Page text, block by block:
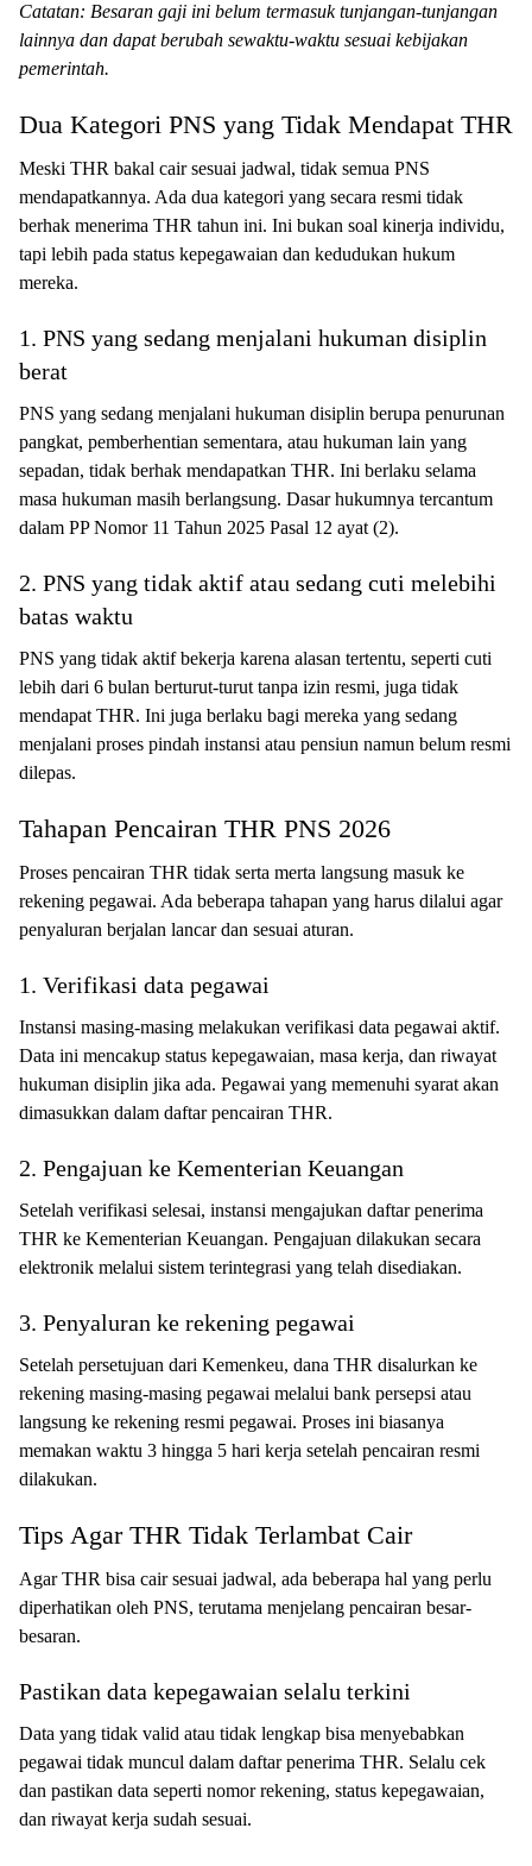
Catatan: Besaran gaji ini belum termasuk tunjangan-tunjangan
lainnya dan dapat berubah sewaktu-waktu sesuai kebijakan
pemerintah.
Dua Kategori PNS yang Tidak Mendapat THR
Meski THR bakal cair sesuai jadwal, tidak semua PNS
mendapatkannya. Ada dua kategori yang secara resmi tidak
berhak menerima THR tahun ini. Ini bukan soal kinerja individu,
tapi lebih pada status kepegawaian dan kedudukan hukum
mereka.
1. PNS yang sedang menjalani hukuman disiplin
berat
PNS yang sedang menjalani hukuman disiplin berupa penurunan
pangkat, pemberhentian sementara, atau hukuman lain yang
sepadan, tidak berhak mendapatkan THR. Ini berlaku selama
masa hukuman masih berlangsung. Dasar hukumnya tercantum
dalam PP Nomor 11 Tahun 2025 Pasal 12 ayat (2).
2. PNS yang tidak aktif atau sedang cuti melebihi
batas waktu
PNS yang tidak aktif bekerja karena alasan tertentu, seperti cuti
lebih dari 6 bulan berturut-turut tanpa izin resmi, juga tidak
mendapat THR. Ini juga berlaku bagi mereka yang sedang
menjalani proses pindah instansi atau pensiun namun belum resmi
dilepas.
Tahapan Pencairan THR PNS 2026
Proses pencairan THR tidak serta merta langsung masuk ke
rekening pegawai. Ada beberapa tahapan yang harus dilalui agar
penyaluran berjalan lancar dan sesuai aturan.
1. Verifikasi data pegawai
Instansi masing-masing melakukan verifikasi data pegawai aktif.
Data ini mencakup status kepegawaian, masa kerja, dan riwayat
hukuman disiplin jika ada. Pegawai yang memenuhi syarat akan
dimasukkan dalam daftar pencairan THR.
2. Pengajuan ke Kementerian Keuangan
Setelah verifikasi selesai, instansi mengajukan daftar penerima
THR ke Kementerian Keuangan. Pengajuan dilakukan secara
elektronik melalui sistem terintegrasi yang telah disediakan.
3. Penyaluran ke rekening pegawai
Setelah persetujuan dari Kemenkeu, dana THR disalurkan ke
rekening masing-masing pegawai melalui bank persepsi atau
langsung ke rekening resmi pegawai. Proses ini biasanya
memakan waktu 3 hingga 5 hari kerja setelah pencairan resmi
dilakukan.
Tips Agar THR Tidak Terlambat Cair
Agar THR bisa cair sesuai jadwal, ada beberapa hal yang perlu
diperhatikan oleh PNS, terutama menjelang pencairan besar-
besaran.
Pastikan data kepegawaian selalu terkini
Data yang tidak valid atau tidak lengkap bisa menyebabkan
pegawai tidak muncul dalam daftar penerima THR. Selalu cek
dan pastikan data seperti nomor rekening, status kepegawaian,
dan riwayat kerja sudah sesuai.